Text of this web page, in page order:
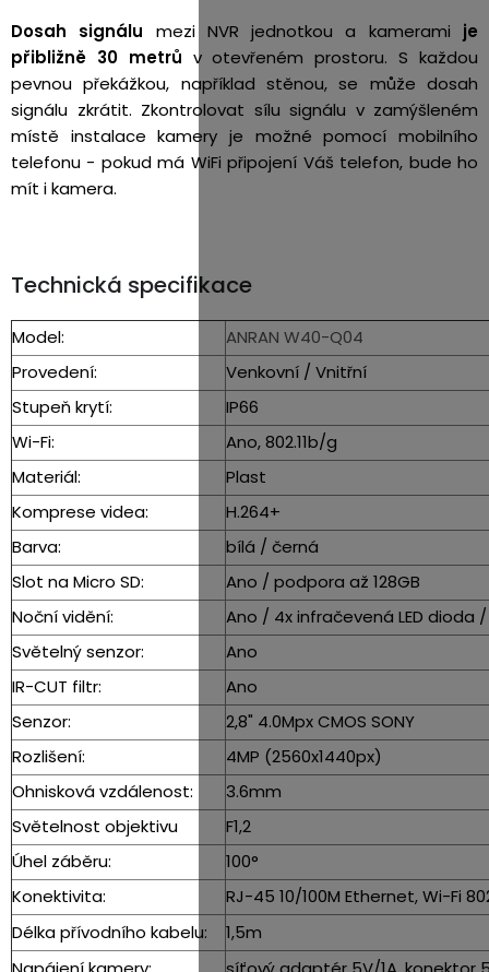
Dosah signálu mezi NVR jednotkou a kamerami je
přibližně 30 metrů v otevřeném prostoru. S každou
pevnou překážkou, například stěnou, se může dosah
signálu zkrátit. Zkontrolovat sílu signálu v zamýšleném
místě instalace kamery je možné pomocí mobilního
telefonu - pokud má WiFi připojení Váš telefon, bude ho
mít i kamera.
Technická specifikace
Model:
ANRAN W40-Q04
Provedení:
Venkovní / Vnitřní
Stupeň krytí:
IP66
Wi-Fi:
Ano, 802.11b/g
Materiál:
Plast
Komprese videa:
H.264+
Barva:
bílá / černá
Slot na Micro SD:
Ano / podpora až 128GB
Noční vidění:
Ano / 4x infračevená LED dioda
Světelný senzor:
Ano
IR-CUT filtr:
Ano
Senzor:
2,8" 4.0Mpx CMOS SONY
Rozlišení:
4MP (2560x1440px)
Ohnisková vzdálenost:
3.6mm
Světelnost objektivu
F1,2
Úhel záběru:
100°
Konektivita:
RJ-45 10/100M Ethernet, Wi-Fi
Délka přívodního kabelu:
1,5m